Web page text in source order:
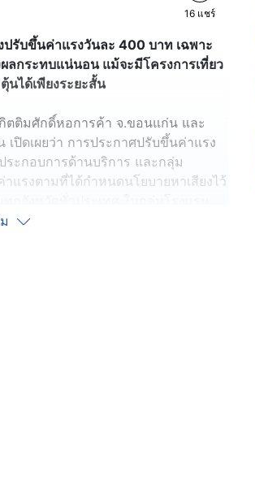
16 แชร์
รับขึ้นค่าแรงวันละ 400 บาท เฉพาะ
ลกระทบแน่นอน แม้จะมีโครงการเที่ยว
นได้เพียงระยะสั้น
ตติมศักดิ์หอการค้า จ.ขอนแก่น และ
ปิดเผยว่า การประกาศปรับขึ้นค่าแรง
ะกอบการด้านบริการ และกลุ่ม
แรงตามที่ได้กำหนดนโยบายหาเสียงไว้
หรือ มีการให้บริการห้องอาหารนั้น